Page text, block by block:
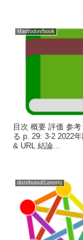
Mastodon/book
目次 概要 評価 参
る p. 29: 3-2 2022
& URL 結論...
distributed/Lemmy